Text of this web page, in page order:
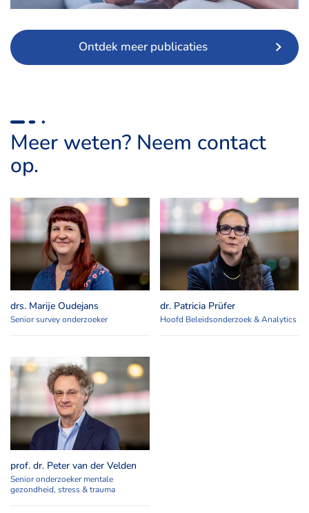
Ontdek meer publicaties
Meer weten? Neem contact
op.
drs. Marije Oudejans
Senior survey onderzoeker
dr. Patricia Prüfer
Hoofd Beleidsonderzoek & Analytics
prof. dr. Peter van der Velden
Senior onderzoeker mentale
gezondheid, stress & trauma